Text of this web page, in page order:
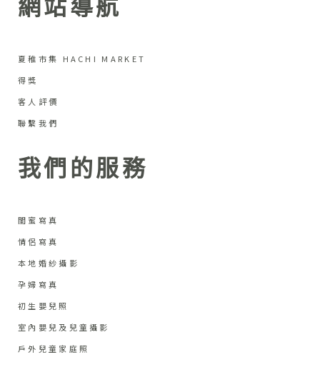
網站導航
夏稚市集 HACHI MARKET
得獎
客人評價
聯繫我們
我們的服務
閨蜜寫真
情侶寫真
本地婚紗攝影
孕婦寫真
初生嬰兒照
室內嬰兒及兒童攝影
戶外兒童家庭照